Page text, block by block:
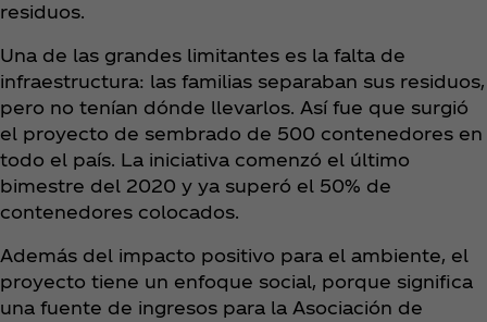
residuos.
Una de las grandes limitantes es la falta de
infraestructura: las familias separaban sus residuos,
pero no tenían dónde llevarlos. Así fue que surgió
el proyecto de sembrado de 500 contenedores en
todo el país. La iniciativa comenzó el último
bimestre del 2020 y ya superó el 50% de
contenedores colocados.
Además del impacto positivo para el ambiente, el
proyecto tiene un enfoque social, porque significa
una fuente de ingresos para la Asociación de